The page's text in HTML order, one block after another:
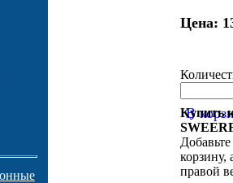
Цена:
В
Купить
корзину,
правой